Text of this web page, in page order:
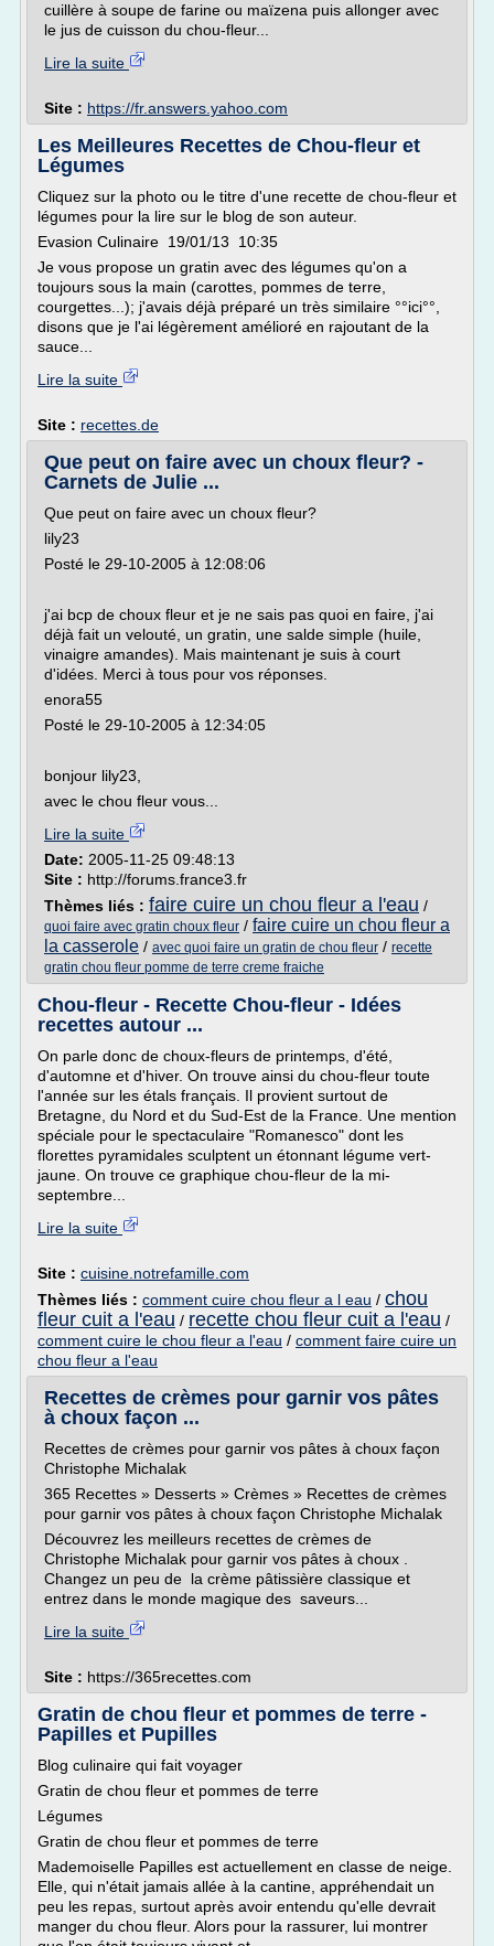
cuillère à soupe de farine ou maïzena puis allonger avec
le jus de cuisson du chou-fleur...
Lire la suite
Site : https://fr.answers.yahoo.com
Les Meilleures Recettes de Chou-fleur et
Légumes
Cliquez sur la photo ou le titre d'une recette de chou-fleur et
légumes pour la lire sur le blog de son auteur.
Evasion Culinaire 19/01/13 10:35
Je vous propose un gratin avec des légumes qu'on a
toujours sous la main (carottes, pommes de terre,
courgettes...); j'avais déjà préparé un très similaire °°ici°°,
disons que je l'ai légèrement amélioré en rajoutant de la
sauce...
Lire la suite
Site : recettes.de
Que peut on faire avec un choux fleur? -
Carnets de Julie ...
Que peut on faire avec un choux fleur?
lily23
Posté le 29-10-2005 à 12:08:06
j'ai bcp de choux fleur et je ne sais pas quoi en faire, j'ai
déjà fait un velouté, un gratin, une salde simple (huile,
vinaigre amandes). Mais maintenant je suis à court
d'idées. Merci à tous pour vos réponses.
enora55
Posté le 29-10-2005 à 12:34:05
bonjour lily23,
avec le chou fleur vous...
Lire la suite
Date: 2005-11-25 09:48:13
Site : http://forums.france3.fr
Thèmes liés : faire cuire un chou fleur a l'eau /
quoi faire avec gratin choux fleur / faire cuire un chou fleur a
la casserole / avec quoi faire un gratin de chou fleur / recette
gratin chou fleur pomme de terre creme fraiche
Chou-fleur - Recette Chou-fleur - Idées
recettes autour ...
On parle donc de choux-fleurs de printemps, d'été,
d'automne et d'hiver. On trouve ainsi du chou-fleur toute
l'année sur les étals français. Il provient surtout de
Bretagne, du Nord et du Sud-Est de la France. Une mention
spéciale pour le spectaculaire "Romanesco" dont les
florettes pyramidales sculptent un étonnant légume vert-
jaune. On trouve ce graphique chou-fleur de la mi-
septembre...
Lire la suite
Site : cuisine.notrefamille.com
Thèmes liés : comment cuire chou fleur a l eau / chou
fleur cuit a l'eau / recette chou fleur cuit a l'eau /
comment cuire le chou fleur a l'eau / comment faire cuire un
chou fleur a l'eau
Recettes de crèmes pour garnir vos pâtes
à choux façon ...
Recettes de crèmes pour garnir vos pâtes à choux façon
Christophe Michalak
365 Recettes » Desserts » Crèmes » Recettes de crèmes
pour garnir vos pâtes à choux façon Christophe Michalak
Découvrez les meilleurs recettes de crèmes de
Christophe Michalak pour garnir vos pâtes à choux .
Changez un peu de la crème pâtissière classique et
entrez dans le monde magique des saveurs...
Lire la suite
Site : https://365recettes.com
Gratin de chou fleur et pommes de terre -
Papilles et Pupilles
Blog culinaire qui fait voyager
Gratin de chou fleur et pommes de terre
Légumes
Gratin de chou fleur et pommes de terre
Mademoiselle Papilles est actuellement en classe de neige.
Elle, qui n'était jamais allée à la cantine, appréhendait un
peu les repas, surtout après avoir entendu qu'elle devrait
manger du chou fleur. Alors pour la rassurer, lui montrer